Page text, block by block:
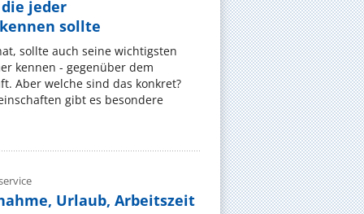
jeder
sollte
sollte auch seine wichtigsten
kennen - gegenüber dem
Aber welche sind das konkret?
gibt es besondere
Urlaub, Arbeitszeit